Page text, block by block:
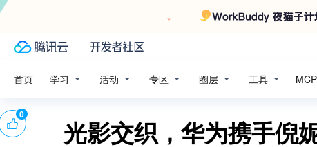
首页 学习 活动 专区 圈层 工具
光影交织，华为携手倪
0